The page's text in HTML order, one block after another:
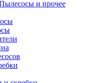
и прочее